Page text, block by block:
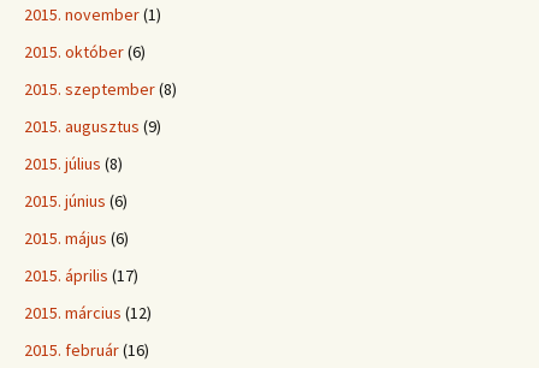
2015. november(1)
2015. október(6)
2015. szeptember(8)
2015. augusztus (9)
2015. július (8)
2015. június (6)
2015. május (6)
2015. április (17)
2015. március (12)
2015. február(16)